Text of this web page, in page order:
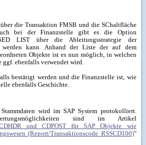
die Transaktion FMSB und die SChaltfläche
bei der Finanzstelle gibt es die Option
LIST über die Ableitungsstrategie der
werden kann. Anhand der Liste der auf dem
Objekte ist es nun möglich, in welchen
ebenfalls verwendet wird.
bestätigt werden und die Finanzstelle ist, wie
ebenfalls Geschichte.
wird im SAP System protokolliert.
sind im Artikel
und CDPOST für SAP Objekte wie
(Report/Transaktionscode RSSCD100)"